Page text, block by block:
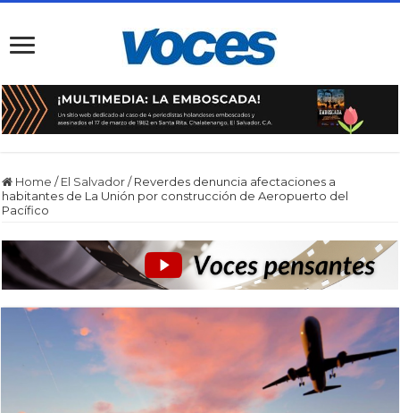
Home / El Salvador / Reverdes denuncia afectaciones a
habitantes de La Unión por construcción de Aeropuerto del
Pacífico